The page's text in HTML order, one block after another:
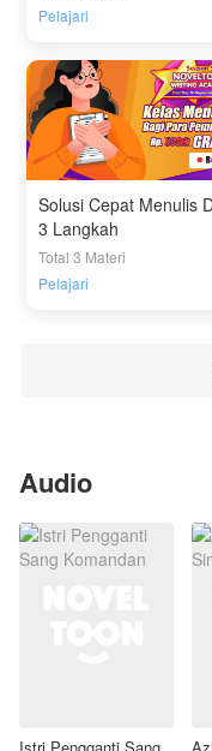
Pelajari
Solusi Cepat Menulis
3 Langkah
Total 3 Materi
Pelajari
Audio